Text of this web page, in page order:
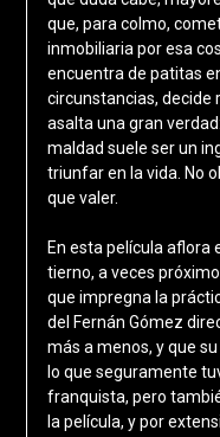
que, para colmo,
inmobiliaria por esa
encuentra de patitas
circunstancias, decide
asalta una gran
maldad suele ser un
triunfar en la vida. No
que valer.
En esta película aflora
tierno, a veces
que impregna la
del Fernán Gómez
más a menos, y que
lo que seguramente
franquista, pero
la película, y por